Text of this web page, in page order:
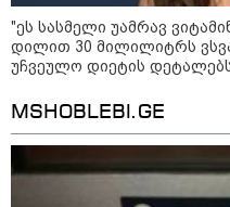
"ეს სასმელი უამრავ
დილით 30 მილილიტრს
უჩვეულო დიეტის
MSHOBLEBI.GE